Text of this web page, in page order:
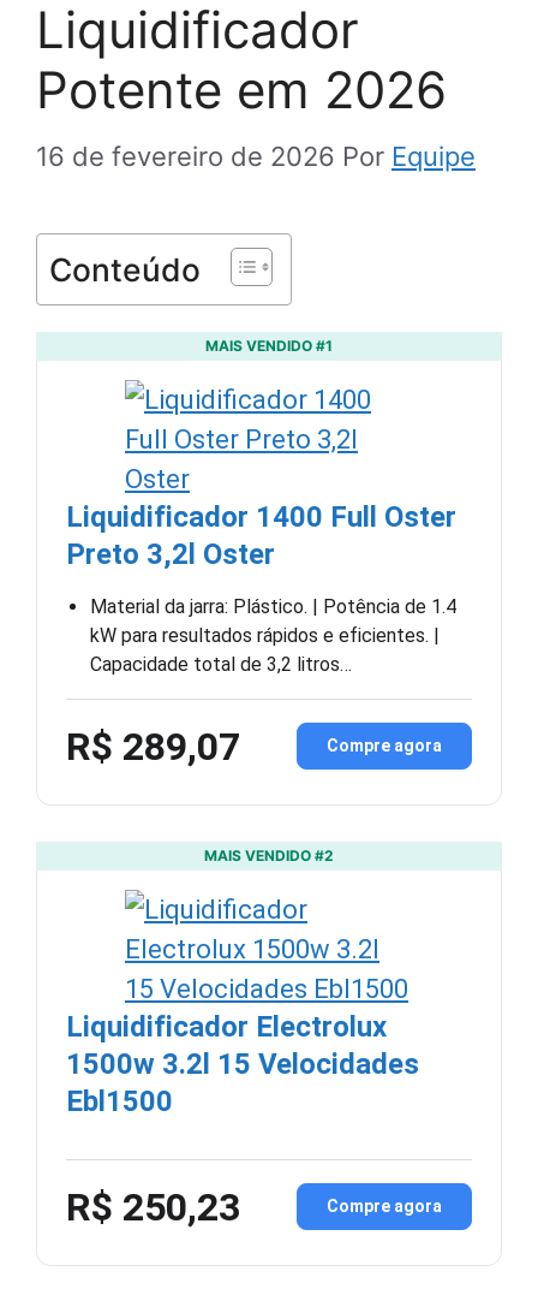
Liquidificador
Potente em 2026
16 de fevereiro de 2026 Por Equipe
Conteúdo
MAIS VENDIDO #1
Liquidificador 1400 Full Oster
Preto 3,2l Oster
Material da jarra: Plástico. | Potência de 1.4
kW para resultados rápidos e eficientes. |
Capacidade total de 3,2 litros…
R$ 289,07 Compre agora
MAIS VENDIDO #2
Liquidificador Electrolux
1500w 3.2l 15 Velocidades
Ebl1500
R$ 250,23 Compre agora